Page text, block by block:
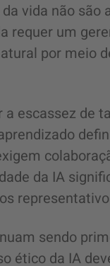
vida não são
requer um
por meio
escassez de
da IA
sendo
ético da IA